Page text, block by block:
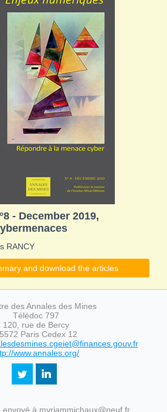
- December 2019,
RANCY
and download the articles
des Annales des Mines
Télédoc 797
120, rue de Bercy
Paris Cedex 12
www.annales.org/
envoyé à myriammichaux@neuf.fr